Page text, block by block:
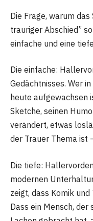
Die Frage, warum
trauriger Abschied”
einfache und eine
Die einfache:
Gedächtnisses. Wer
heute aufgewachsen
Sketche, seinen
verändert, etwas
der Trauer Thema ist
Die tiefe:
modernen
zeigt, dass Komik
Dass ein Mensch, der